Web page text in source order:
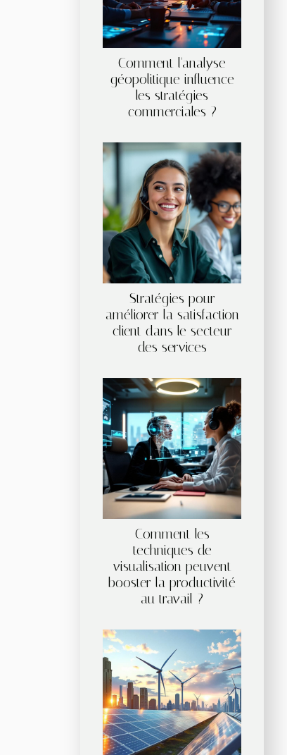
Comment l'analyse
géopolitique influence
les stratégies
commerciales ?
Stratégies pour
améliorer la satisfaction
client dans le secteur
des services
Comment les
techniques de
visualisation peuvent
booster la productivité
au travail ?